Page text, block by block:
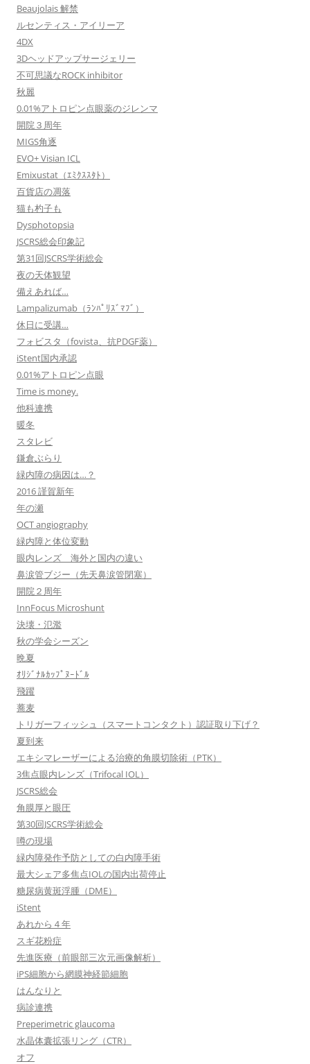
Beaujolais 解禁
ルセンティス・アイリーア
4DX
3Dヘッドアップサージェリー
不可思議なROCK inhibitor
秋麗
0.01%アトロピン点眼薬のジレンマ
開院３周年
MIGS角逐
EVO+ Visian ICL
Emixustat（ｴﾐｸｽｽﾀﾄ）
百貨店の凋落
猫も杓子も
Dysphotopsia
JSCRS総会印象記
第31回JSCRS学術総会
夜の天体観望
備えあれば…
Lampalizumab（ﾗﾝﾊﾟﾘｽﾞﾏﾌﾞ）
休日に受講…
フォビスタ（fovista、抗PDGF薬）
iStent国内承認
0.01%アトロピン点眼
Time is money.
他科連携
暖冬
スタレビ
鎌倉ぶらり
緑内障の病因は…？
2016 謹賀新年
年の瀬
OCT angiography
緑内障と体位変動
眼内レンズ 海外と国内の違い
鼻涙管ブジー（先天鼻涙管閉塞）
開院２周年
InnFocus Microshunt
決壊・氾濫
秋の学会シーズン
晩夏
ｵﾘｼﾞﾅﾙｶｯﾌﾟﾇｰﾄﾞﾙ
飛躍
蕎麦
トリガーフィッシュ（スマートコンタクト）認証取り下げ？
夏到来
エキシマレーザーによる治療的角膜切除術（PTK）
3焦点眼内レンズ（Trifocal IOL）
JSCRS総会
角膜厚と眼圧
第30回JSCRS学術総会
噂の現場
緑内障発作予防としての白内障手術
最大シェア多焦点IOLの国内出荷停止
糖尿病黄斑浮腫（DME）
iStent
あれから４年
スギ花粉症
先進医療（前眼部三次元画像解析）
iPS細胞から網膜神経節細胞
はんなりと
病診連携
Preperimetric glaucoma
水晶体囊拡張リング（CTR）
オフ